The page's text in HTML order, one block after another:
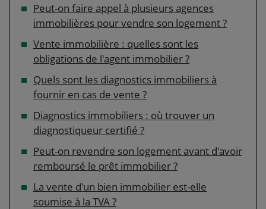
Peut-on faire appel à plusieurs agences
immobilières pour vendre son logement ?
Vente immobilière : quelles sont les
obligations de l'agent immobilier ?
Quels sont les diagnostics immobiliers à
fournir en cas de vente ?
Diagnostics immobiliers : où trouver un
diagnostiqueur certifié ?
Peut-on revendre son logement avant d'avoir
remboursé le prêt immobilier ?
La vente d'un bien immobilier est-elle
soumise à la TVA ?